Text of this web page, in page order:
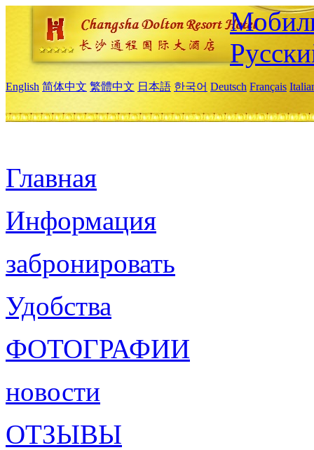
English 简体中文 繁體中文 日本語 한국어 Deutsch Français
Главная
Информация
забронировать
Удобства
ФОТОГРАФИИ
новости
ОТЗЫВЫ